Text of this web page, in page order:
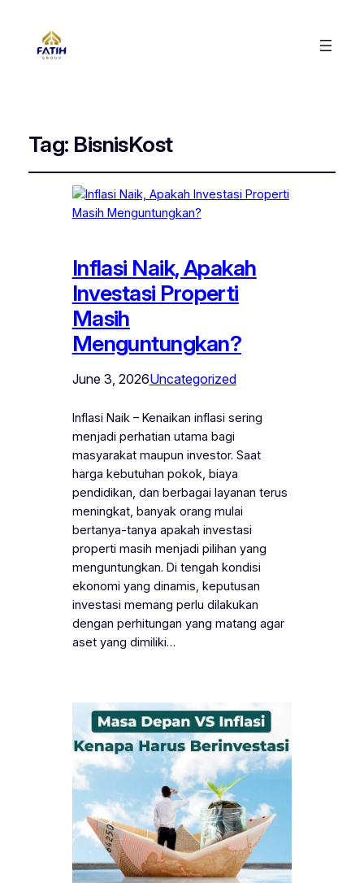
Tag: BisnisKost
Inflasi Naik, Apakah
Investasi Properti
Masih
Menguntungkan?
June 3, 2026Uncategorized
Inflasi Naik – Kenaikan inflasi sering
menjadi perhatian utama bagi
masyarakat maupun investor. Saat
harga kebutuhan pokok, biaya
pendidikan, dan berbagai layanan terus
meningkat, banyak orang mulai
bertanya-tanya apakah investasi
properti masih menjadi pilihan yang
menguntungkan. Di tengah kondisi
ekonomi yang dinamis, keputusan
investasi memang perlu dilakukan
dengan perhitungan yang matang agar
aset yang dimiliki…